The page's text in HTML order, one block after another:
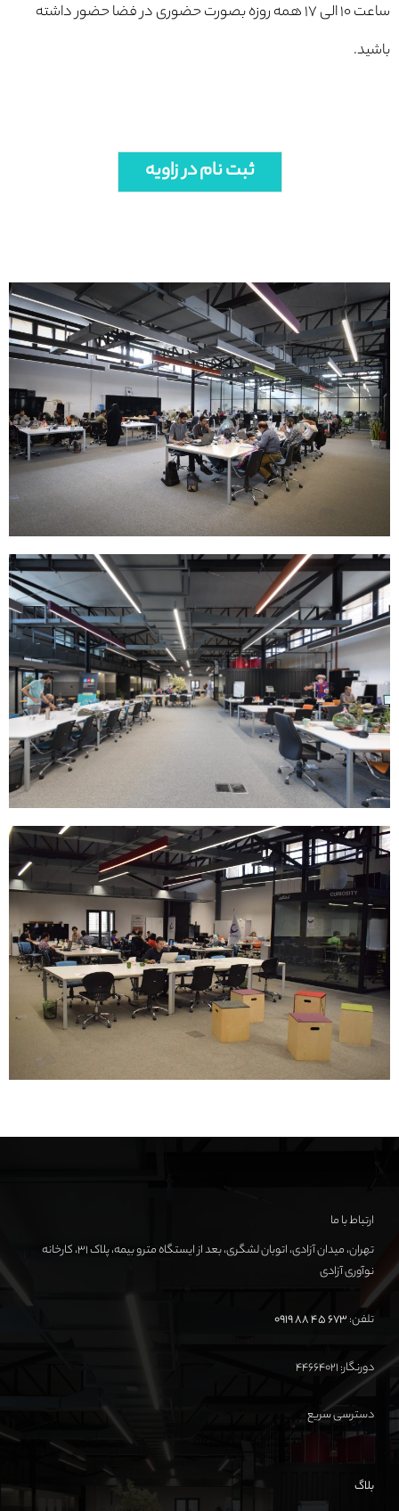
ساعت ۱۰ الی ۱۷ همه روزه بصورت حضوری در فضا حضور داشته
باشید.
ثبت نام در زاویه
ارتباط با ما
تهران، میدان آزادی، اتوبان لشگری، بعد از ایستگاه مترو بیمه، پلاک ۳۱، کارخانه
نوآوری آزادی
تلفن:673 45 88 0919
دورنگار: ۴۴۶۶۴۰۲۱
دسترسی سریع
بلاگ